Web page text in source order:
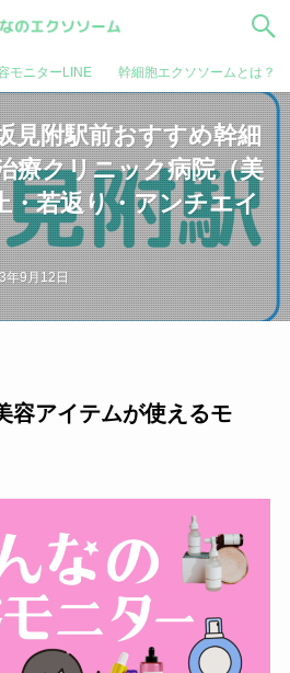
モニターLINE 幹細胞エクソソームとは？
見附駅前おすすめ幹細
療クリニック病院（美
・若返り・アンチエイ
年9月12日
容アイテムが使えるモ